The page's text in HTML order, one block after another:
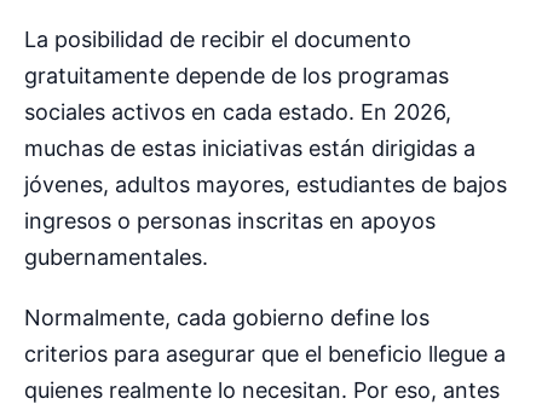
La posibilidad de recibir el documento
gratuitamente depende de los programas
sociales activos en cada estado. En 2026,
muchas de estas iniciativas están dirigidas a
jóvenes, adultos mayores, estudiantes de bajos
ingresos o personas inscritas en apoyos
gubernamentales.
Normalmente, cada gobierno define los
criterios para asegurar que el beneficio llegue a
quienes realmente lo necesitan. Por eso, antes